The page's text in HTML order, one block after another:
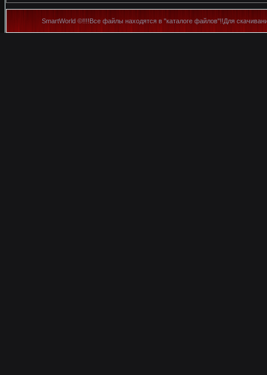
SmartWorld ©!!!!Все файлы находятся в "каталоге файлов"!!Для